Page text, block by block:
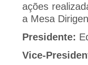
ações
a Mesa
Presidente:
Vice-